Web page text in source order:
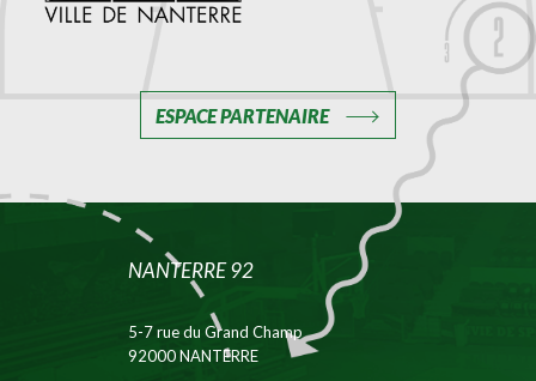
ESPACE PARTENAIRE
NANTERRE 92
5-7 rue du Grand Champ
92000 NANTERRE